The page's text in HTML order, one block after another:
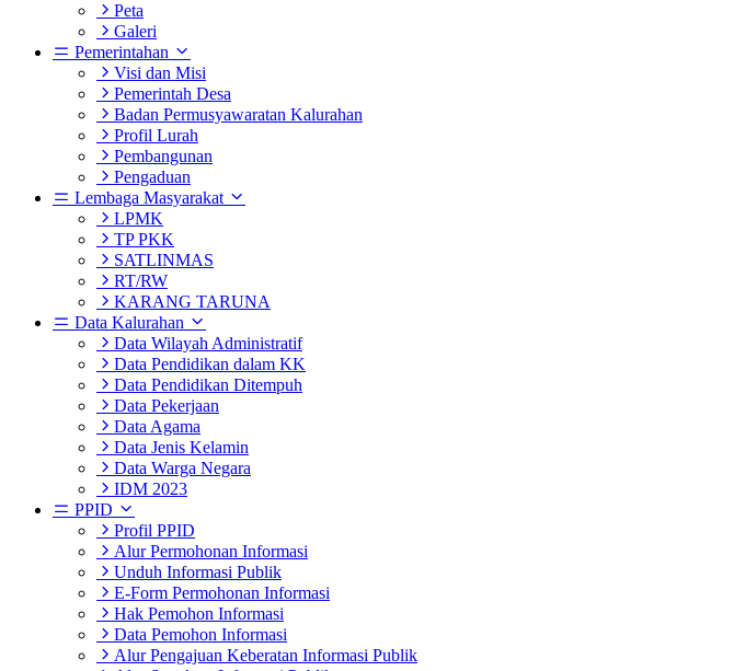
Peta
Galeri
Pemerintahan
Visi dan Misi
Pemerintah Desa
Badan Permusyawaratan Kalurahan
Profil Lurah
Pembangunan
Pengaduan
Lembaga Masyarakat
LPMK
TP PKK
SATLINMAS
RT/RW
KARANG TARUNA
Data Kalurahan
Data Wilayah Administratif
Data Pendidikan dalam KK
Data Pendidikan Ditempuh
Data Pekerjaan
Data Agama
Data Jenis Kelamin
Data Warga Negara
IDM 2023
PPID
Profil PPID
Alur Permohonan Informasi
Unduh Informasi Publik
E-Form Permohonan Informasi
Hak Pemohon Informasi
Data Pemohon Informasi
Alur Pengajuan Keberatan Informasi Publik